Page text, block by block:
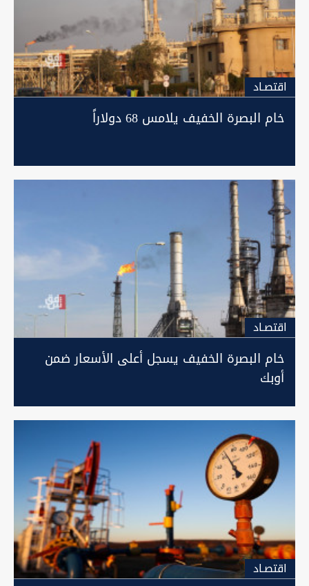
اقتصـاد
خام البصرة الخفيف يلامس 68 دولاراً
اقتصـاد
خام البصرة الخفيف يسجل أعلى الأسعار ضمن
أوبك
اقتصـاد